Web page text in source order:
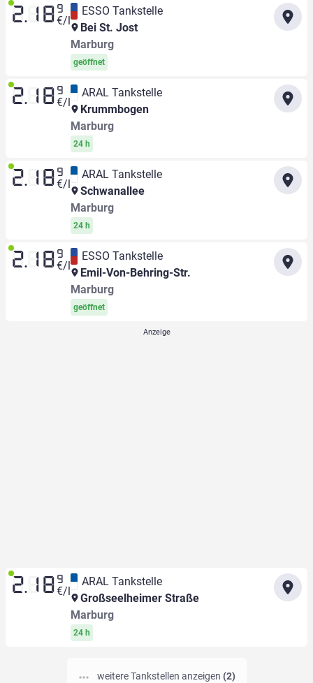
2.18 9
€/l
ESSO Tankstelle
Bei St. Jost
Marburg
geöffnet
2.18 9
€/l
ARAL Tankstelle
Krummbogen
Marburg
24 h
2.18 9
€/l
ARAL Tankstelle
Schwanallee
Marburg
24 h
2.18 9
€/l
ESSO Tankstelle
Emil-Von-Behring-Str.
Marburg
geöffnet
2.18 9
€/l
ARAL Tankstelle
Großseelheimer Straße
Marburg
24 h
weitere Tankstellen anzeigen (2)